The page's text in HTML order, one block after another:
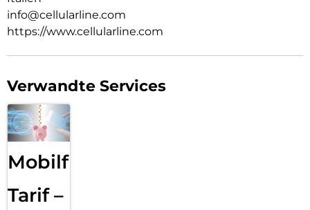
info@cellularline.com
https://www.cellularline.com
Verwandte Services
Mobilfunk
Tarif –